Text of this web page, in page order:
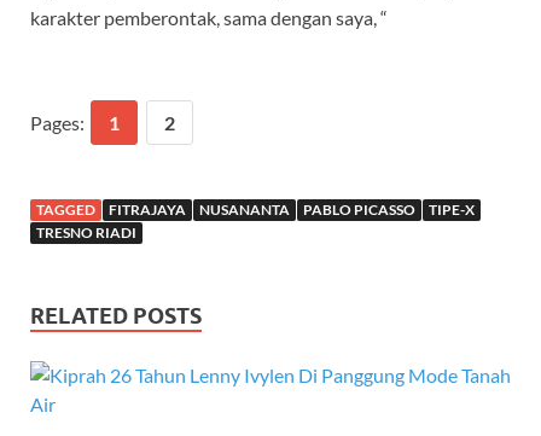
karakter pemberontak, sama dengan saya, “
Pages: 1 2
TAGGED FITRAJAYA NUSANANTA PABLO PICASSO
TIPE-X
TRESNO RIADI
RELATED POSTS